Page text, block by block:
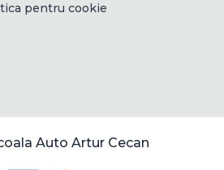
pentru cookie
Auto Artur Cecan
TE ACUM